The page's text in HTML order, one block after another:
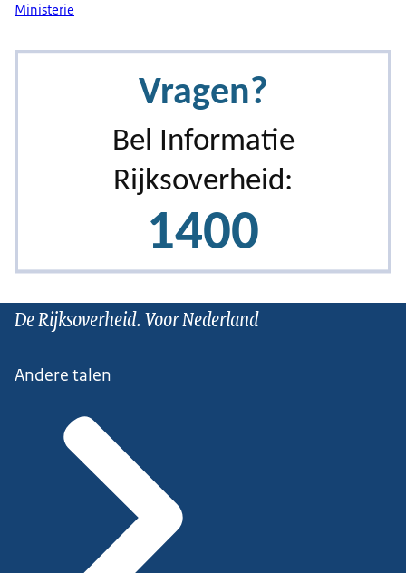
Ministerie
De Rijksoverheid. Voor Nederland
Andere talen